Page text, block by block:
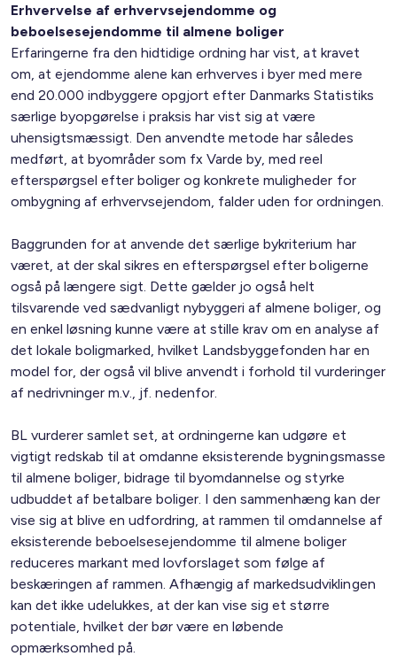
Erhvervelse af erhvervsejendomme og
beboelsesejendomme til almene boliger
Erfaringerne fra den hidtidige ordning har vist, at kravet
om, at ejendomme alene kan erhverves i byer med mere
end 20.000 indbyggere opgjort efter Danmarks Statistiks
særlige byopgørelse i praksis har vist sig at være
uhensigtsmæssigt. Den anvendte metode har således
medført, at byområder som fx Varde by, med reel
efterspørgsel efter boliger og konkrete muligheder for
ombygning af erhvervsejendom, falder uden for ordningen.
Baggrunden for at anvende det særlige bykriterium har
været, at der skal sikres en efterspørgsel efter boligerne
også på længere sigt. Dette gælder jo også helt
tilsvarende ved sædvanligt nybyggeri af almene boliger, og
en enkel løsning kunne være at stille krav om en analyse af
det lokale boligmarked, hvilket Landsbyggefonden har en
model for, der også vil blive anvendt i forhold til vurderinger
af nedrivninger m.v., jf. nedenfor.
BL vurderer samlet set, at ordningerne kan udgøre et
vigtigt redskab til at omdanne eksisterende bygningsmasse
til almene boliger, bidrage til byomdannelse og styrke
udbuddet af betalbare boliger. I den sammenhæng kan der
vise sig at blive en udfordring, at rammen til omdannelse af
eksisterende beboelsesejendomme til almene boliger
reduceres markant med lovforslaget som følge af
beskæringen af rammen. Afhængig af markedsudviklingen
kan det ikke udelukkes, at der kan vise sig et større
potentiale, hvilket der bør være en løbende
opmærksomhed på.